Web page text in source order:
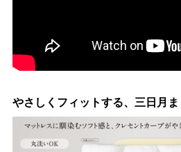
やさしくフィットする、三日月ま